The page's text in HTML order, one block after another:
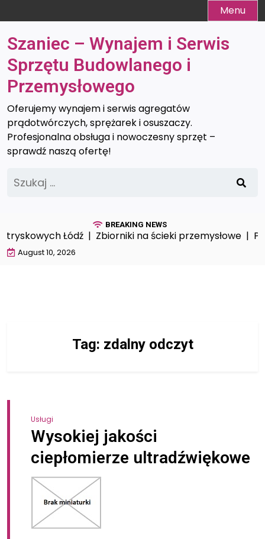
to
content
Menu
Szaniec – Wynajem i Serwis
Sprzętu Budowlanego i
Przemysłowego
Oferujemy wynajem i serwis agregatów
prądotwórczych, sprężarek i osuszaczy.
Profesjonalna obsługa i nowoczesny sprzęt –
sprawdź naszą ofertę!
BREAKING NEWS
Łódź |Zbiorniki na ścieki przemysłowe |
August 10, 2026
Tag: zdalny odczyt
Usługi
Wysokiej jakości
ciepłomierze ultradźwiękowe